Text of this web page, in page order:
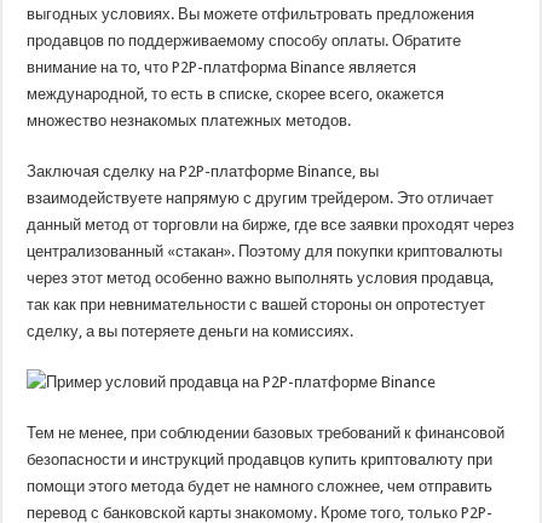
выгодных условиях. Вы можете отфильтровать предложения
продавцов по поддерживаемому способу оплаты. Обратите
внимание на то, что P2P-платформа Binance является
международной, то есть в списке, скорее всего, окажется
множество незнакомых платежных методов.
Заключая сделку на P2P-платформе Binance, вы
взаимодействуете напрямую с другим трейдером. Это отличает
данный метод от торговли на бирже, где все заявки проходят через
централизованный «стакан». Поэтому для покупки криптовалюты
через этот метод особенно важно выполнять условия продавца,
так как при невнимательности с вашей стороны он опротестует
сделку, а вы потеряете деньги на комиссиях.
Тем не менее, при соблюдении базовых требований к финансовой
безопасности и инструкций продавцов купить криптовалюту при
помощи этого метода будет не намного сложнее, чем отправить
перевод с банковской карты знакомому. Кроме того, только P2P-